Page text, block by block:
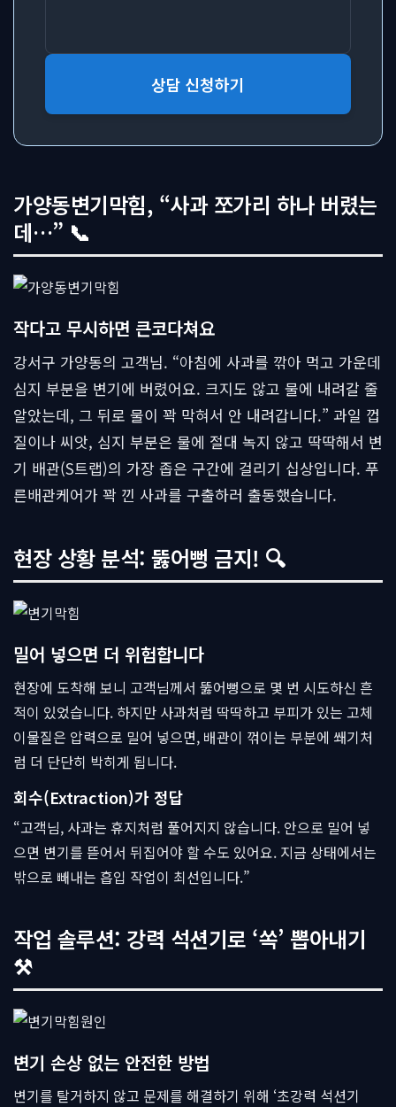
상담 신청하기
가양동변기막힘, “사과 쪼가리 하나 버렸는
데…” 📞
작다고 무시하면 큰코다쳐요
강서구 가양동의 고객님. “아침에 사과를 깎아 먹고 가운데
심지 부분을 변기에 버렸어요. 크지도 않고 물에 내려갈 줄
알았는데, 그 뒤로 물이 꽉 막혀서 안 내려갑니다.” 과일 껍
질이나 씨앗, 심지 부분은 물에 절대 녹지 않고 딱딱해서 변
기 배관(S트랩)의 가장 좁은 구간에 걸리기 십상입니다. 푸
른배관케어가 꽉 낀 사과를 구출하러 출동했습니다.
현장 상황 분석: 뚫어뻥 금지! 🔍
밀어 넣으면 더 위험합니다
현장에 도착해 보니 고객님께서 뚫어뻥으로 몇 번 시도하신 흔
적이 있었습니다. 하지만 사과처럼 딱딱하고 부피가 있는 고체
이물질은 압력으로 밀어 넣으면, 배관이 꺾이는 부분에 쐐기처
럼 더 단단히 박히게 됩니다.
회수(Extraction)가 정답
“고객님, 사과는 휴지처럼 풀어지지 않습니다. 안으로 밀어 넣
으면 변기를 뜯어서 뒤집어야 할 수도 있어요. 지금 상태에서는
밖으로 빼내는 흡입 작업이 최선입니다.”
작업 솔루션: 강력 석션기로 ‘쏙’ 뽑아내기
⚒
변기 손상 없는 안전한 방법
변기를 탈거하지 않고 문제를 해결하기 위해 ‘초강력 석션기